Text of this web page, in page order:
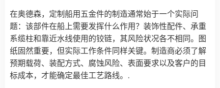
在奥德森，定制船用五金件的制造通常始于一个实际问
题：该部件在船上需要发挥什么作用？装饰性配件、承重
系缆柱和靠近水线使用的铰链，其风险状况各不相同。图
纸固然重要，但实际工作条件同样关键。制造商必须了解
预期载荷、装配方式、腐蚀风险、表面要求以及客户的目
标成本，才能确定最佳工艺路线。.